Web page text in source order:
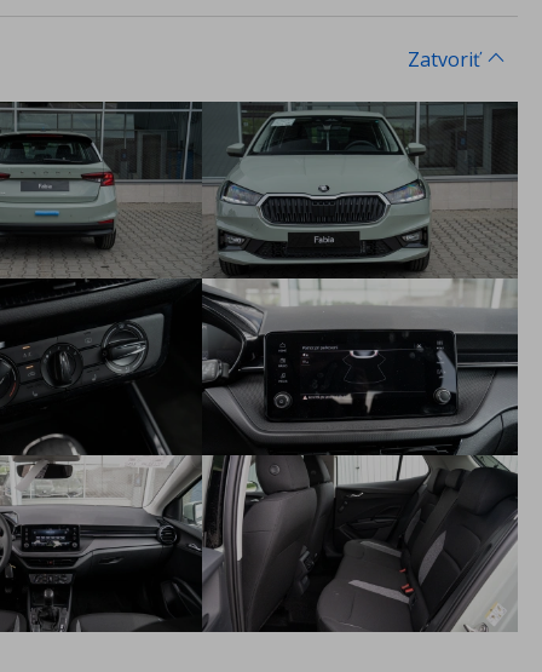
Premenlivý servisný interval s výmenou oleja až 30 000 km
Škoda - Doživotná garancia Mobility Premium- poskytuje
pomoc servisným vozidlom na mieste poruchy(porucha na
vozidle, chýbajúce PHM, defekt pneumtiky,
zabuchnuté/stratené kľúče, vybitá batéria, zámena paliva),
odtiahnutie vozidla, prípadne služby - náhradnú dopravu,
požičanie náhradného vozidla, ubytovanie pre posádku, a i.
výškovo nastaviteľné sedadlo vodiča
bezdrôtový SmartLink
2 reproduktory vzadu
lakťová opierka vpredu
vkladané tkané koberce vpredu a vzadu
2x USB-C vpredu
Zatvoriť